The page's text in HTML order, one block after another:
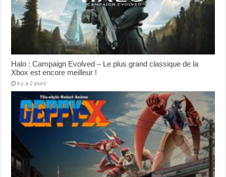
Halo : Campaign Evolved – Le plus grand classique de la
Xbox est encore meilleur !
il y a 2 jours